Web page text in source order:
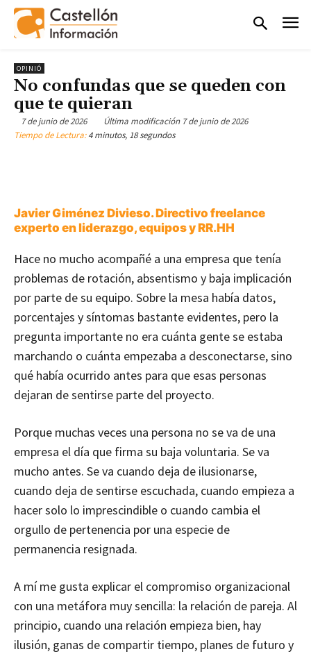
OPINIÓ
No confundas que se queden con
que te quieran
7 de junio de 2026 Última modificación 7 de junio de 2026
Tiempo de Lectura:4 minutos, 18 segundos
Javier Giménez Divieso. Directivo freelance
experto en liderazgo, equipos y RR.HH
Hace no mucho acompañé a una empresa que tenía
problemas de rotación, absentismo y baja implicación
por parte de su equipo. Sobre la mesa había datos,
porcentajes y síntomas bastante evidentes, pero la
pregunta importante no era cuánta gente se estaba
marchando o cuánta empezaba a desconectarse, sino
qué había ocurrido antes para que esas personas
dejaran de sentirse parte del proyecto.
Porque muchas veces una persona no se va de una
empresa el día que firma su baja voluntaria. Se va
mucho antes. Se va cuando deja de ilusionarse,
cuando deja de sentirse escuchada, cuando empieza a
hacer solo lo imprescindible o cuando cambia el
orgullo de pertenencia por una especie de
permanencia resignada.
A mí me gusta explicar el compromiso organizacional
con una metáfora muy sencilla: la relación de pareja. Al
principio, cuando una relación empieza bien, hay
ilusión, ganas de compartir tiempo, planes de futuro y